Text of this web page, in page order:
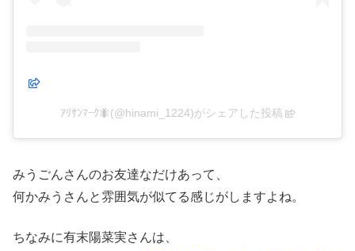
ｱﾘｻﾝﾏｰｸ🐜(@hinami_1224)がシェアした投稿
みうごんさんのお友達なだけあって、
何かみうさんと雰囲気が似てる感じがしますよね。
ちなみに有末陽菜実さんは、